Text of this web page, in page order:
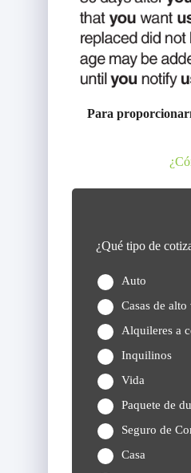
Para
¿Qué tipo de
Auto
Casas de
Alquileres a
Inquilinos
Vida
Paquete de
Seguro de
Casa